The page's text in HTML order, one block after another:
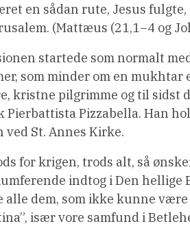
en sådan rute, Jesus
(Mattæus (21,1–4 og
startede som normalt
som minder om en mukhtar
kristne pilgrimme og til sidst
Pierbattista Pizzabella. Han
ved St. Annes Kirke.
for krigen, trods alt, så
indtog i Den hellige
alle dem, som ikke kunne
især vore samfund i